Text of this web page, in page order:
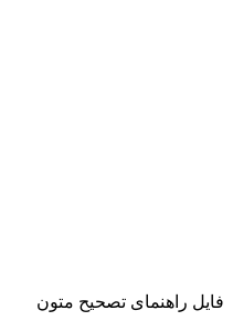
فایل راهنمای تصحیح متون